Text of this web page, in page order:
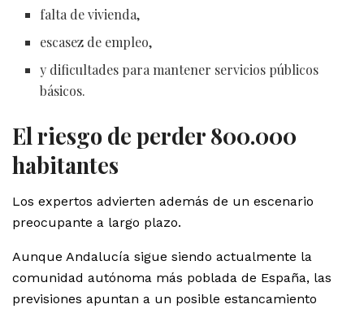
falta de vivienda,
escasez de empleo,
y dificultades para mantener servicios públicos
básicos.
El riesgo de perder 800.000
habitantes
Los expertos advierten además de un escenario
preocupante a largo plazo.
Aunque Andalucía sigue siendo actualmente la
comunidad autónoma más poblada de España, las
previsiones apuntan a un posible estancamiento